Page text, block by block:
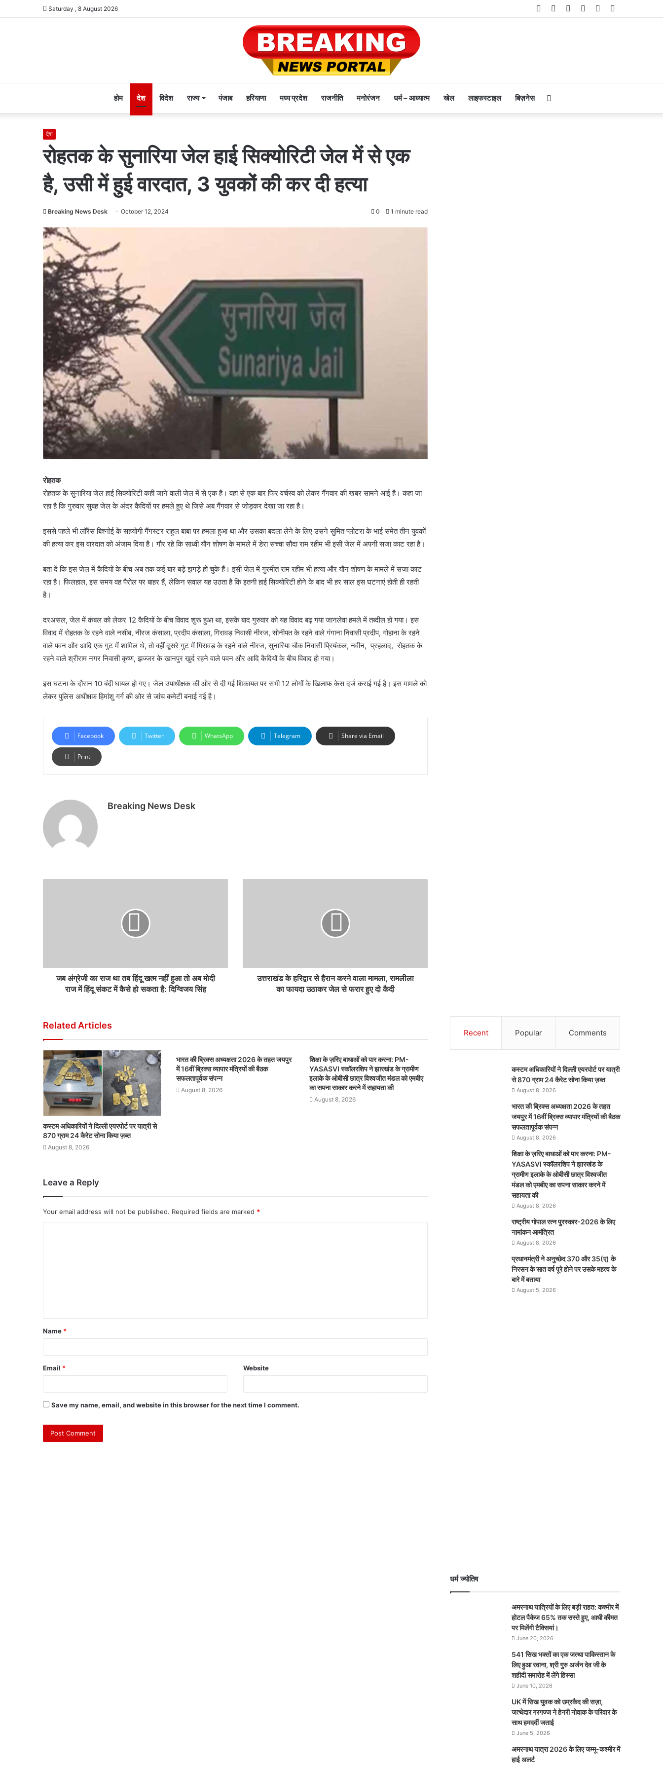
Saturday , 8 August 2026 Telegram
Instagram
YouTube
Twitter
Facebook
होम देश विदेश राज्य पंजाब हरियाणा मध्य प्रदेश राजनीति मनोरंजन धर्म – आध्यात्म खेल लाइफस्टाइल बिज़नेस
देश
रोहतक के सुनारिया जेल हाई सिक्योरिटी जेल में से एक
है, उसी में हुई वारदात, 3 युवकों की कर दी हत्या
Breaking News Desk October 12, 2024 0 1 minute read
रोहतक
रोहतक के सुनारिया जेल हाई सिक्योरिटी कही जाने वाली जेल में से एक है। वहां से एक बार फिर वर्चस्व को लेकर गैंगवार की खबर सामने आई है। कहा जा
रहा है कि गुरुवार सुबह जेल के अंदर कैदियों पर हमले हुए थे जिसे अब गैंगवार से जोड़कर देखा जा रहा है।
इससे पहले भी लॉरेंस बिश्नोई के सहयोगी गैंगस्टर राहुल बाबा पर हमला हुआ था और उसका बदला लेने के लिए उसने सुमित प्लोटरा के भाई समेत तीन युवकों
की हत्या कर इस वारदात को अंजाम दिया है। गौर रहे कि साध्वी यौन शोषण के मामले में डेरा सच्चा सौदा राम रहीम भी इसी जेल में अपनी सजा काट रहा है।
बता दें कि इस जेल में कैदियों के बीच अब तक कई बार बड़े झगड़े हो चुके हैं। इसी जेल में गुरमीत राम रहीम भी हत्या और यौन शोषण के मामले में सजा काट
रहा है। फिलहाल, इस समय वह पैरोल पर बाहर हैं, लेकिन सवाल यह उठता है कि इतनी हाई सिक्योरिटी होने के बाद भी हर साल इस घटनाएं होती ही रहती
है।
दरअसल, जेल में कंबल को लेकर 12 कैदियों के बीच विवाद शुरू हुआ था, इसके बाद गुरुवार को यह विवाद बढ़ गया जानलेवा हमले में तब्दील हो गया। इस
विवाद में रोहतक के रहने वाले नसीब, नीरज कंसाला, प्रदीप कंसाला, गिरावड़ निवासी नीरज, सोनीपत के रहने वाले गंगाना निवासी प्रदीप, गोहाना के रहने
वाले पवन और आदि एक गुट में शामिल थे, तो वहीं दूसरे गुट में गिरावड़ के रहने वाले नीरज, सुनारिया चौक निवासी प्रियंकल, नवीन, प्रहलाद, रोहतक के
रहने वाले श्रीराम नगर निवासी कृष्ण, झज्जर के खानपुर खुर्द रहने वाले पवन और आदि कैदियों के बीच विवाद हो गया।
इस घटना के दौरान 10 बंदी घायल हो गए। जेल उपाधीक्षक की ओर से दी गई शिकायत पर सभी 12 लोगों के खिलाफ केस दर्ज कराई गई है। इस मामले को
लेकर पुलिस अधीक्षक हिमांशु गर्ग की ओर से जांच कमेटी बनाई गई है।
Facebook Twitter WhatsApp Telegram Share via Email
Print
Breaking News Desk
जब अंग्रेजी का राज था तब हिंदू खत्म नहीं हुआ तो अब मोदी
राज में हिंदू संकट में कैसे हो सकता है: दिग्विजय सिंह
उत्तराखंड के हरिद्वार से हैरान करने वाला मामला, रामलीला
का फायदा उठाकर जेल से फरार हुए दो कैदी
Related Articles
कस्टम अधिकारियों ने दिल्ली एयरपोर्ट पर यात्री से
870 ग्राम 24 कैरेट सोना किया ज़ब्त
August 8, 2026
भारत की ब्रिक्‍स अध्यक्षता 2026 के तहत जयपुर
में 16वीं ब्रिक्‍स व्यापार मंत्रियों की बैठक
सफलतापूर्वक संपन्न
August 8, 2026
शिक्षा के ज़रिए बाधाओं को पार करना: PM-
YASASVI स्कॉलरशिप ने झारखंड के ग्रामीण
इलाके के ओबीसी छात्र विश्वजीत मंडल को एमबीए
का सपना साकार करने में सहायता की
August 8, 2026
Leave a Reply
Your email address will not be published. Required fields are marked *
Name *
Email * Website
Save my name, email, and website in this browser for the next time I comment.
Recent Popular Comments
कस्टम अधिकारियों ने दिल्ली एयरपोर्ट पर यात्री
से 870 ग्राम 24 कैरेट सोना किया ज़ब्त
August 8, 2026
भारत की ब्रिक्‍स अध्यक्षता 2026 के तहत
जयपुर में 16वीं ब्रिक्‍स व्यापार मंत्रियों की बैठक
सफलतापूर्वक संपन्न
August 8, 2026
शिक्षा के ज़रिए बाधाओं को पार करना: PM-
YASASVI स्कॉलरशिप ने झारखंड के
ग्रामीण इलाके के ओबीसी छात्र विश्वजीत
मंडल को एमबीए का सपना साकार करने में
सहायता की
August 8, 2026
राष्ट्रीय गोपाल रत्न पुरस्कार-2026 के लिए
नामांकन आमंत्रित
August 8, 2026
प्रधानमंत्री ने अनुच्छेद 370 और 35(ए) के
निरसन के सात वर्ष पूरे होने पर उसके महत्व के
बारे में बताया
August 5, 2026
धर्म ज्योतिष
अमरनाथ यात्रियों के लिए बड़ी राहत: कश्मीर में
होटल पैकेज 65% तक सस्ते हुए, आधी कीमत
पर मिलेंगी टैक्सियां।
June 20, 2026
541 सिख भक्तों का एक जत्था पाकिस्तान के
लिए हुआ रवाना, श्री गुरु अर्जन देव जी के
शहीदी समारोह में लेंगे हिस्सा
June 10, 2026
UK में सिख युवक को उम्रकैद की सज़ा,
जत्थेदार गरगज्ज ने हेनरी नोवाक के परिवार के
साथ हमदर्दी जताई
June 5, 2026
अमरनाथ यात्रा 2026 के लिए जम्मू-कश्मीर में
हाई अलर्ट